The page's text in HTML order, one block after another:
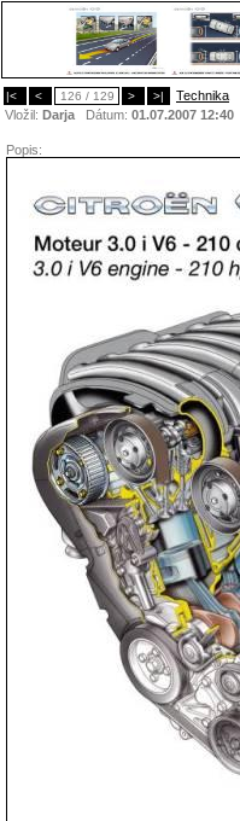
|< < 126 / 129 > >|
Technika
Vložil: Darja Dátum: 01.07.2007 12:40
Popis: